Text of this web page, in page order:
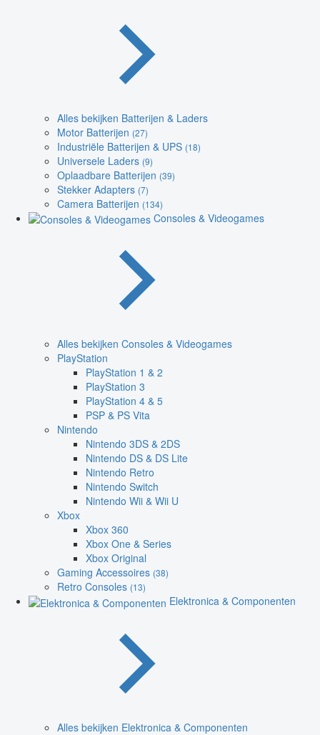
Alles bekijken Batterijen & Laders
Motor Batterijen (27)
Industriële Batterijen & UPS (18)
Universele Laders (9)
Oplaadbare Batterijen (39)
Stekker Adapters (7)
Camera Batterijen (134)
Consoles & Videogames
Alles bekijken Consoles & Videogames
PlayStation
PlayStation 1 & 2
PlayStation 3
PlayStation 4 & 5
PSP & PS Vita
Nintendo
Nintendo 3DS & 2DS
Nintendo DS & DS Lite
Nintendo Retro
Nintendo Switch
Nintendo Wii & Wii U
Xbox
Xbox 360
Xbox One & Series
Xbox Original
Gaming Accessoires (38)
Retro Consoles (13)
Elektronica & Componenten
Alles bekijken Elektronica & Componenten